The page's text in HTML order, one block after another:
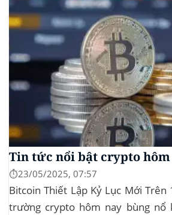
Tin tức nổi bật crypto
⏱️23/05/2025, 07:57
Bitcoin Thiết Lập Kỷ Lục Mới Trên
trường crypto hôm nay bùng nổ